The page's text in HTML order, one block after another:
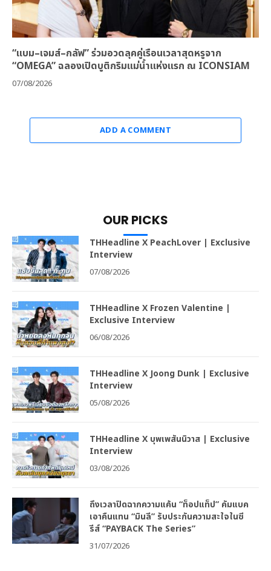
“แบม–เจมส์–กลัฟ” ร่วมอวดลุคคู่เรือนเวลาสุดหรูจาก
“OMEGA” ฉลองเปิดบูติกริมแม่น้ำแห่งแรก ณ ICONSIAM
07/08/2026
ADD A COMMENT
OUR PICKS
THHeadline X PeachLover | Exclusive
Interview
07/08/2026
THHeadline X Frozen Valentine |
Exclusive Interview
06/08/2026
THHeadline X Joong Dunk | Exclusive
Interview
05/08/2026
THHeadline X บุพเพสันนิวาส | Exclusive
Interview
03/08/2026
ถึงเวลาปิดฉากความแค้น “ท็อปแท็ป” คัมแบค
เอาคืนแทน “มินลี” รับประกันความสะใจในซี
รีส์ “PAYBACK The Series”
31/07/2026